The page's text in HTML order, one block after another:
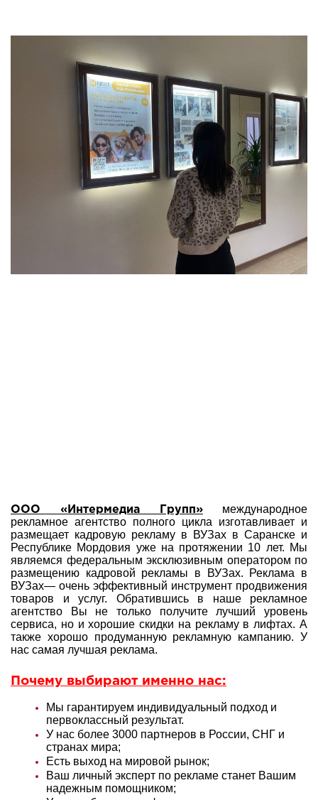
ООО «Интермедиа Групп» международное
рекламное агентство полного цикла изготавливает и
размещает кадровую рекламу в ВУЗах в Саранске и
Республике Мордовия уже на протяжении 10 лет. Мы
являемся федеральным эксклюзивным оператором по
размещению кадровой рекламы в ВУЗах. Реклама в
ВУЗах— очень эффективный инструмент продвижения
товаров и услуг. Обратившись в наше рекламное
агентство Вы не только получите лучший уровень
сервиса, но и хорошие скидки на рекламу в лифтах. А
также хорошо продуманную рекламную кампанию. У
нас самая лучшая реклама.
Почему выбирают именно нас:
Мы гарантируем индивидуальный подход и
первоклассный результат.
У нас более 3000 партнеров в России, СНГ и
странах мира;
Есть выход на мировой рынок;
Ваш личный эксперт по рекламе станет Вашим
надежным помощником;